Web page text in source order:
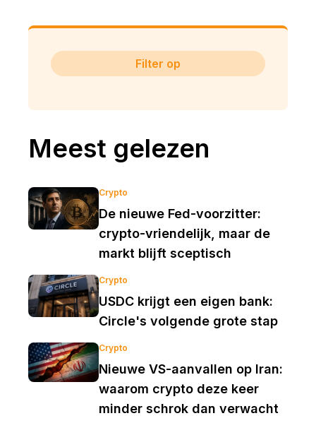
Filter op
Meest gelezen
Crypto
De nieuwe Fed-voorzitter:
crypto-vriendelijk, maar de
markt blijft sceptisch
Crypto
USDC krijgt een eigen bank:
Circle's volgende grote stap
Crypto
Nieuwe VS-aanvallen op Iran:
waarom crypto deze keer
minder schrok dan verwacht